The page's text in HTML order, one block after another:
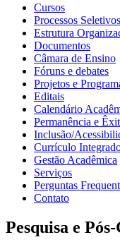
Cursos
Processos Seletivos
Estrutura
Documentos
Câmara de Ensino
Fóruns e debates
Projetos e
Editais
Calendário
Permanência e
Inclusão/
Currículo
Gestão Acadêmica
Serviços
Perguntas
Contato
Pesquisa e